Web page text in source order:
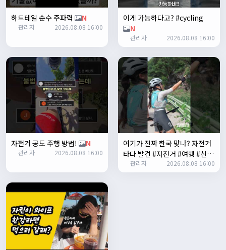
Leepi08:05:10
좌측 로고(메인 대문) 누르면 홈으로 이동할때 왼쪽으로 가서
눌러야 해서 불편하네요. 가운데에 있거나 빈공간을 눌러도
메인으로 이동하게 해주실수 있나요>?
관리자 16:50:47
한번 확인해보겠습니다 :)
2/8/2025
명신이10:43:01
너무 추워요
2/10/2025
부두게이 BRBR09:54:20
잔차나라 화이팅!!
관리자 10:15:31
감사합니다 파이팅!!!!
2/14/2025
서준22:03:11
저 첫 로드로 힉스 바버비 살려하는데 괜찮나요?
2/16/2025
자출조아15:14:23
시즌온 하신 분들 모두 안라하세요~~
하드테일 순수 주파력 N
관리자 2026.08.08 16:00
이게 가능하다고? #cycling
N
관리자 2026.08.08 16:00
자전거 공도 주행 방법! N
관리자 2026.08.08 16:00
여기가 진짜 한국 맞나? 자전거
타다 발견 #자전거 #여행 #신기
한곳
N
관리자 2026.08.08 16:00